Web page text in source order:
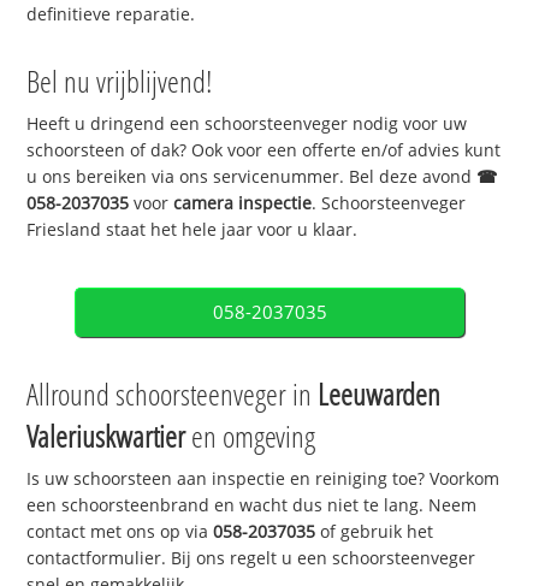
definitieve reparatie.
Bel nu vrijblijvend!
Heeft u dringend een schoorsteenveger nodig voor uw
schoorsteen of dak? Ook voor een offerte en/of advies kunt
u ons bereiken via ons servicenummer. Bel deze avond ☎
058-2037035 voorcamera inspectie. Schoorsteenveger
Friesland staat het hele jaar voor u klaar.
058-2037035
Allround schoorsteenveger in Leeuwarden
Valeriuskwartieren omgeving
Is uw schoorsteen aan inspectie en reiniging toe? Voorkom
een schoorsteenbrand en wacht dus niet te lang. Neem
contact met ons op via058-2037035 of gebruik het
contactformulier. Bij ons regelt u een schoorsteenveger